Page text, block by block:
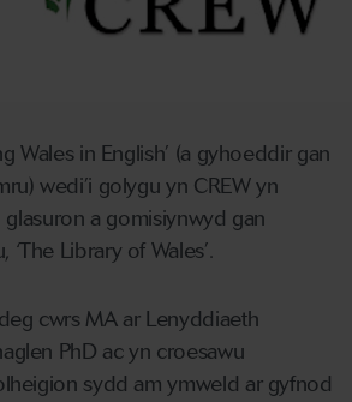
Wales in English’ (a gyhoeddir gan
wedi’i golygu yn CREW yn
glasuron a gomisiynwyd gan
‘The Library of Wales’.
cwrs MA ar Lenyddiaeth
PhD ac yn croesawu
sydd am ymweld ar gyfnod